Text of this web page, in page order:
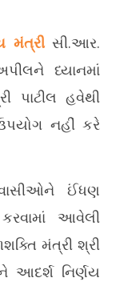
પાયલોટિંગ અને
12,
મંત્રીસી.આર.
ધ્યાનમાં
પાટીલ હવેથી
નહીં કરે
ઈંધણ
આવેલી
મંત્રી શ્રી
આદર્શ નિર્ણય